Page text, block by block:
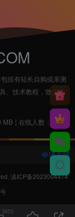
3450
括有站长自购或亲测
、技术教程，致力打
MB | 在线人数：2人
申请友链
滇ICP备2023004474